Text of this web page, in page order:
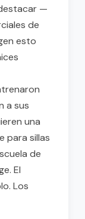
—
de
esto
a sus
una
para sillas
de
El
Los